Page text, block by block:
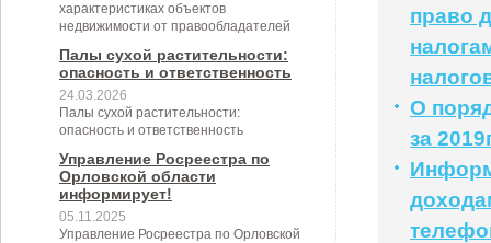
характеристиках объектов
недвижимости от правообладателей
Палы сухой растительности:
опасность и ответственность
24.03.2026
Палы сухой растительности:
опасность и ответственность
Управление Росреестра по
Орловской области
информирует!
05.11.2025
Управление Росреестра по Орловской
право
О
за